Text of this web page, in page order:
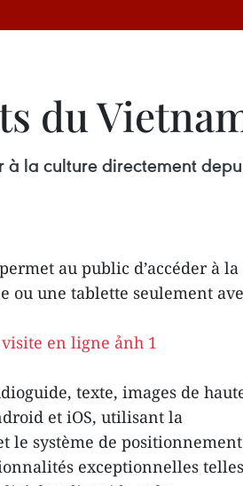
du
la culture directement
au public d’accéder à la
ou une tablette seulement
texte, images de
et iOS, utilisant la
le système de positionnement
exceptionnelles telles